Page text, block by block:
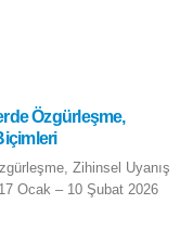
Özgürleşme,
Zihinsel Uyanış
Ocak – 10 Şubat 2026